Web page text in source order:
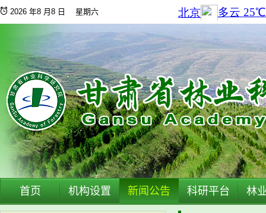
2026 年8 月8 日 星期六
首页 机构设置 新闻公告 科研平台 林